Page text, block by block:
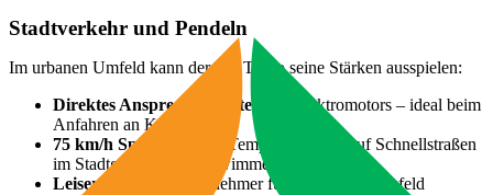
Stadtverkehr und Pendeln
Im urbanen Umfeld kann der LX Turbo seine Stärken ausspielen:
Direktes Ansprechverhalten
des Elektromotors – ideal beim
Anfahren an Kreuzungen
75 km/h Spitze
– genug Tempo, um auch auf Schnellstraßen
im Stadtgebiet mitzuschwimmen
Leiser Antrieb
– angenehmer für Fahrer und Umfeld